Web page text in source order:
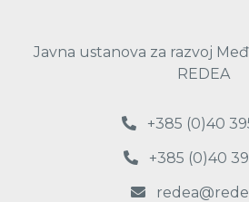
Javna ustanova za razvoj
REDEA
+385 (0)40
+385 (0)40